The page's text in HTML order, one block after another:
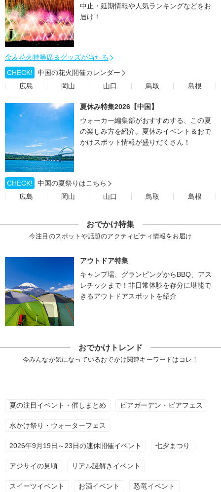
中止・延期情報や人気ランキングなどをお
届け！
金麦花火特等席＆グッズが当たる
CHECK!
中国の花火開催カレンダー
広島
岡山 山口 鳥取 島根
夏休み特集2026【中国】
ウォーカー編集部がおすすめする、この夏
の楽しみ方を紹介。夏休みイベント＆おで
かけスポット情報が盛りだくさん！
CHECK!
中国の夏祭りはこちら
広島
岡山 山口 鳥取 島根
おでかけ特集
今注目のスポットや話題のアクティビティ情報をお届け
アウトドア特集
キャンプ場、グランピングからBBQ、アス
レチックまで！非日常体験を存分に堪能で
きるアウトドアスポットを紹介
おでかけトレンド
今みんなが気になっているおでかけ関連キーワードはコレ！
夏の注目イベント・催しまとめ ビアガーデン・ビアフェス
水かけ祭り・ウォーターフェス
2026年9月19日～23日の連休開催イベント 七夕まつり
アジサイの見頃 リアル謎解きイベント
スイーツイベント お酒イベント 恐竜イベント